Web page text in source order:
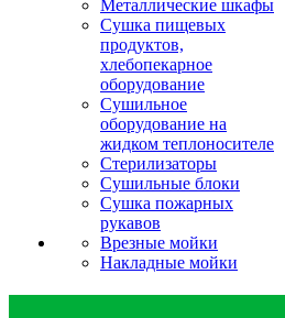
Металлические шкафы
Сушка пищевых
продуктов,
хлебопекарное
оборудование
Сушильное
оборудование на
жидком теплоносителе
Стерилизаторы
Сушильные блоки
Сушка пожарных
рукавов
Врезные мойки
Накладные мойки